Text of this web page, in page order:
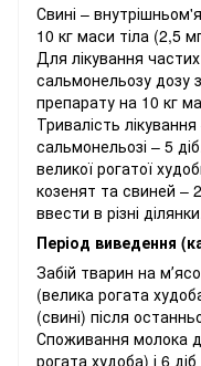
Свині –
10 кг маси тіла (2,5
Для лікування
сальмонельозу дозу
препарату на 10 кг
Тривалість
сальмонельозі – 5
великої рогатої
козенят та свиней –
ввести в різні
Період виведення
Забій тварин на
(велика рогата
(свині) після
Споживання молока
рогата худоба) і 6